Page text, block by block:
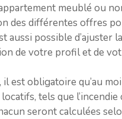
meublé ou
des différentes offres
aussi possible d’ajuster
de votre profil et de
il est obligatoire qu’au
tels que
seront calculées